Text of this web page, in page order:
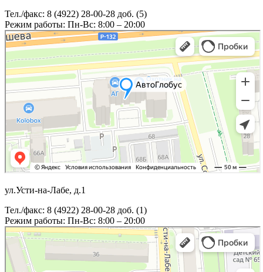
Тел./факс: 8 (4922) 28-00-28 доб. (5)
Режим работы: Пн-Вс: 8:00 – 20:00
ул.Усти-на-Лабе, д.1
Тел./факс: 8 (4922) 28-00-28 доб. (1)
Режим работы: Пн-Вс: 8:00 – 20:00